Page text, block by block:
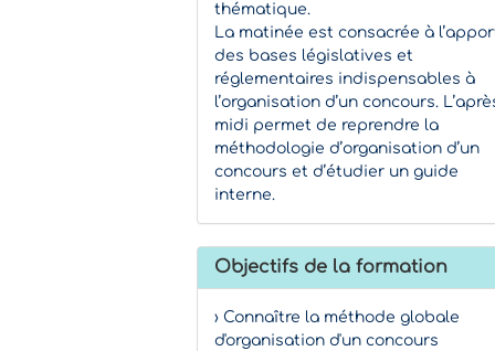
thématique.
La matinée est consacrée à
des bases législatives et
réglementaires indispensables à
l’organisation d’un concours.
midi permet de reprendre la
méthodologie d’organisation d’un
concours et d’étudier un guide
interne.
Objectifs de la formation
› Connaître la méthode globale
d'organisation d'un concours